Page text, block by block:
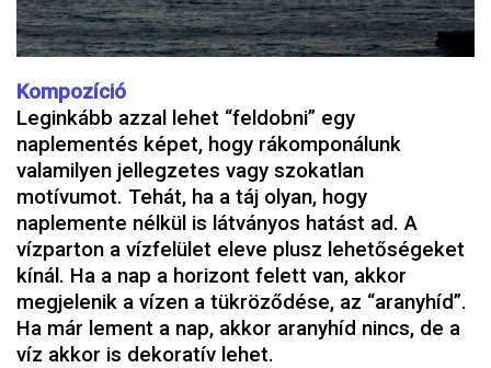
Kompozíció
Leginkább azzal lehet “feldobni” egy
naplementés képet, hogy rákomponálunk
valamilyen jellegzetes vagy szokatlan
motívumot. Tehát, ha a táj olyan, hogy
naplemente nélkül is látványos hatást ad. A
vízparton a vízfelület eleve plusz lehetőségeket
kínál. Ha a nap a horizont felett van, akkor
megjelenik a vízen a tükröződése, az “aranyhíd”.
Ha már lement a nap, akkor aranyhíd nincs, de a
víz akkor is dekoratív lehet.